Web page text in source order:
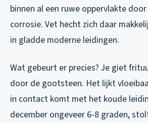
binnen al een ruwe oppervlakte
corrosie. Vet hecht zich daar
in gladde moderne leidingen.
Wat gebeurt er precies? Je giet
door de gootsteen. Het lijkt
in contact komt met het koude
december ongeveer 6-8 graden,